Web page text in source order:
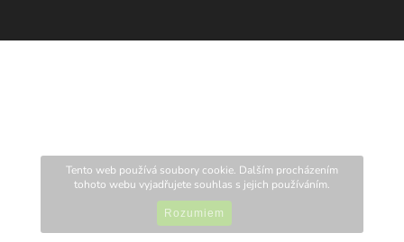
Tento web používá soubory cookie. Dalším procházením
tohoto webu vyjadřujete souhlas s jejich používáním.
Rozumiem